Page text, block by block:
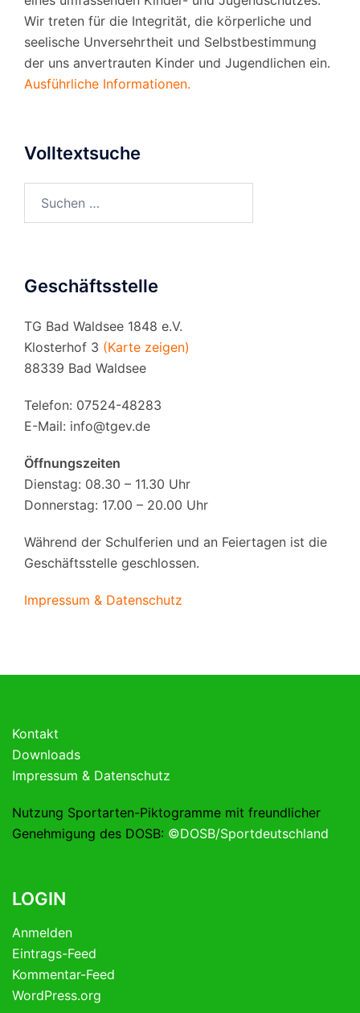
Wir treten für die Integrität, die körperliche und
seelische Unversehrtheit und Selbstbestimmung
der uns anvertrauten Kinder und Jugendlichen ein.
Ausführliche Informationen.
Volltextsuche
Geschäftsstelle
TG Bad Waldsee 1848 e.V.
Klosterhof 3 (Karte zeigen)
88339 Bad Waldsee
Telefon: 07524-48283
E-Mail: info@tgev.de
Öffnungszeiten
Dienstag: 08.30 – 11.30 Uhr
Donnerstag: 17.00 – 20.00 Uhr
Während der Schulferien und an Feiertagen ist die
Geschäftsstelle geschlossen.
Impressum & Datenschutz
Kontakt
Downloads
Impressum & Datenschutz
Nutzung Sportarten-Piktogramme mit freundlicher
Genehmigung des DOSB: ©DOSB/Sportdeutschland
LOGIN
Anmelden
Eintrags-Feed
Kommentar-Feed
WordPress.org